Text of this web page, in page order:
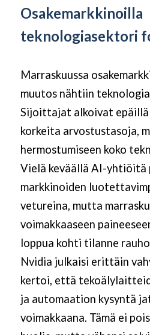
Osakemarkkinoilla
teknologiasektori
Marraskuussa
muutos nähtiin
Sijoittajat alkoivat
korkeita arvostustasoja,
hermostumiseen koko
Vielä keväällä AI-
markkinoiden
vetureina, mutta
voimakkaaseen
loppua kohti tilanne
Nvidia julkaisi erittäin
kertoi, että
ja automaation kysyntä
voimakkaana. Tämä ei